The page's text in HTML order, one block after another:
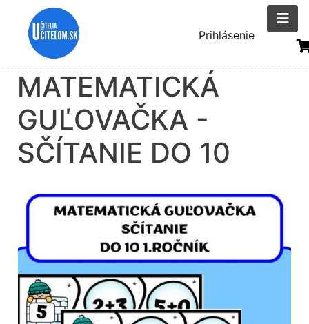
Menu
účtu
Prihlásenie
MATEMATICKÁ
GUĽOVAČKA -
SČÍTANIE DO 10